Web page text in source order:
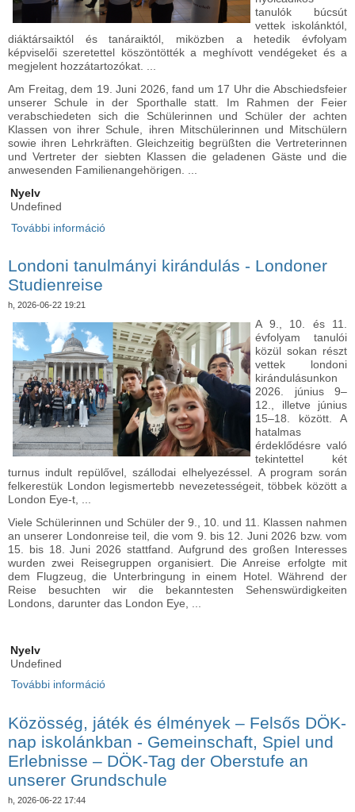
tanulók búcsút
vettek iskolánktól,
diáktársaiktól és tanáraiktól, miközben a hetedik évfolyam
képviselői szeretettel köszöntötték a meghívott vendégeket és a
megjelent hozzátartozókat. ...
Am Freitag, dem 19. Juni 2026, fand um 17 Uhr die Abschiedsfeier
unserer Schule in der Sporthalle statt. Im Rahmen der Feier
verabschiedeten sich die Schülerinnen und Schüler der achten
Klassen von ihrer Schule, ihren Mitschülerinnen und Mitschülern
sowie ihren Lehrkräften. Gleichzeitig begrüßten die Vertreterinnen
und Vertreter der siebten Klassen die geladenen Gäste und die
anwesenden Familienangehörigen. ...
Nyelv
Undefined
További információ
Londoni tanulmányi kirándulás - Londoner
Studienreise
h, 2026-06-22 19:21
A 9., 10. és 11.
évfolyam tanulói
közül sokan részt
vettek londoni
kirándulásunkon
2026. június 9–
12., illetve június
15–18. között. A
hatalmas
érdeklődésre való
tekintettel két
turnus indult repülővel, szállodai elhelyezéssel. A program során
felkerestük London legismertebb nevezetességeit, többek között a
London Eye-t, ...
Viele Schülerinnen und Schüler der 9., 10. und 11. Klassen nahmen
an unserer Londonreise teil, die vom 9. bis 12. Juni 2026 bzw. vom
15. bis 18. Juni 2026 stattfand. Aufgrund des großen Interesses
wurden zwei Reisegruppen organisiert. Die Anreise erfolgte mit
dem Flugzeug, die Unterbringung in einem Hotel. Während der
Reise besuchten wir die bekanntesten Sehenswürdigkeiten
Londons, darunter das London Eye, ...
Nyelv
Undefined
További információ
Közösség, játék és élmények – Felsős DÖK-
nap iskolánkban - Gemeinschaft, Spiel und
Erlebnisse – DÖK-Tag der Oberstufe an
unserer Grundschule
h, 2026-06-22 17:44